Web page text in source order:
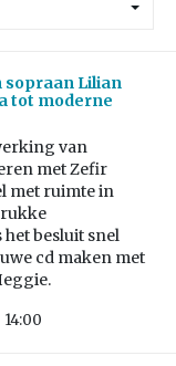
sopraan Lilian
tot moderne
van
met Zefir
met ruimte in
besluit snel
cd maken met
14:00